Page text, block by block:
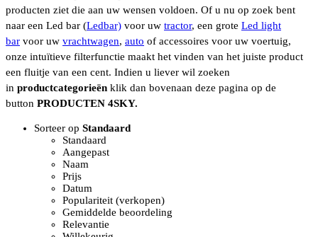
producten ziet die aan uw wensen voldoen. Of u nu op zoek bent
naar een Led bar (Ledbar) voor uw tractor, een grote Led light
bar voor uw vrachtwagen, auto of accessoires voor uw voertuig,
onze intuïtieve filterfunctie maakt het vinden van het juiste product
een fluitje van een cent. Indien u liever wil zoeken
in productcategorieën klik dan bovenaan deze pagina op de
button PRODUCTEN 4SKY.
Sorteer op Standaard
Standaard
Aangepast
Naam
Prijs
Datum
Populariteit (verkopen)
Gemiddelde beoordeling
Relevantie